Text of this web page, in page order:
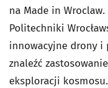
na Made in
Politechniki
innowacyjne drony i
znaleźć
eksploracji kosmosu.